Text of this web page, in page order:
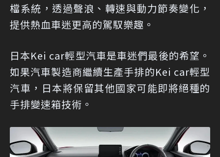
檔系統，透過聲浪、轉速與動力節奏變化，
提供熱血車迷更高的駕馭樂趣。
日本Kei car輕型汽車是車迷們最後的希望。
如果汽車製造商繼續生產手排的Kei car輕型
汽車，日本將保留其他國家可能即將絕種的
手排變速箱技術。